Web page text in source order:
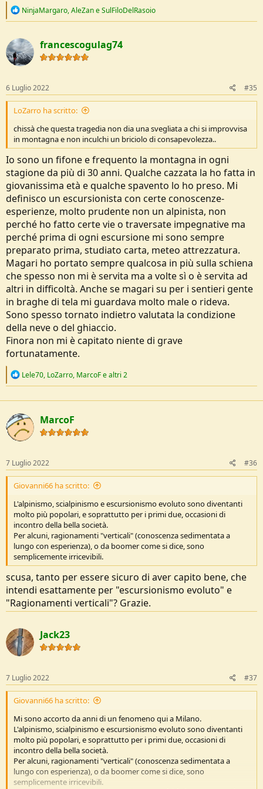
R
c
t
i
o
s
:
NinjaMargaro,AleZaneSulFiloDelRasoio
francescogulag74
6 Luglio 2022 #35
LoZarro ha scritto:
chissà che questa tragedia non dia una svegliata a chi si improvvisa
in montagna e non inculchi un briciolo di consapevolezza..
Io sono un fifone e frequento la montagna in ogni
stagione da più di 30 anni. Qualche cazzata la ho fatta in
giovanissima età e qualche spavento lo ho preso. Mi
definisco un escursionista con certe conoscenze-
esperienze, molto prudente non un alpinista, non
perché ho fatto certe vie o traversate impegnative ma
perché prima di ogni escursione mi sono sempre
preparato prima, studiato carta, meteo attrezzatura.
Magari ho portato sempre qualcosa in più sulla schiena
che spesso non mi è servita ma a volte sì o è servita ad
altri in difficoltà. Anche se magari su per i sentieri gente
in braghe di tela mi guardava molto male o rideva.
Sono spesso tornato indietro valutata la condizione
della neve o del ghiaccio.
Finora non mi è capitato niente di grave
fortunatamente.
R
c
t
i
o
n
Lele70, LoZarro, MarcoFe altri 2
MarcoF
7 Luglio 2022 #36
Giovanni66 ha scritto:
L'alpinismo, scialpinismo e escursionismo evoluto sono diventanti
molto più popolari, e soprattutto per i primi due, occasioni di
incontro della bella società.
Per alcuni, ragionamenti "verticali" (conoscenza sedimentata a
lungo con esperienza), o da boomer come si dice, sono
semplicemente irricevibili.
scusa, tanto per essere sicuro di aver capito bene, che
intendi esattamente per "escursionismo evoluto" e
"Ragionamenti verticali"? Grazie.
Jack23
7 Luglio 2022 #37
Giovanni66 ha scritto:
Mi sono accorto da anni di un fenomeno qui a Milano.
L'alpinismo, scialpinismo e escursionismo evoluto sono diventanti
molto più popolari, e soprattutto per i primi due, occasioni di
incontro della bella società.
Per alcuni, ragionamenti "verticali" (conoscenza sedimentata a
lungo con esperienza), o da boomer come si dice, sono
semplicemente irricevibili.